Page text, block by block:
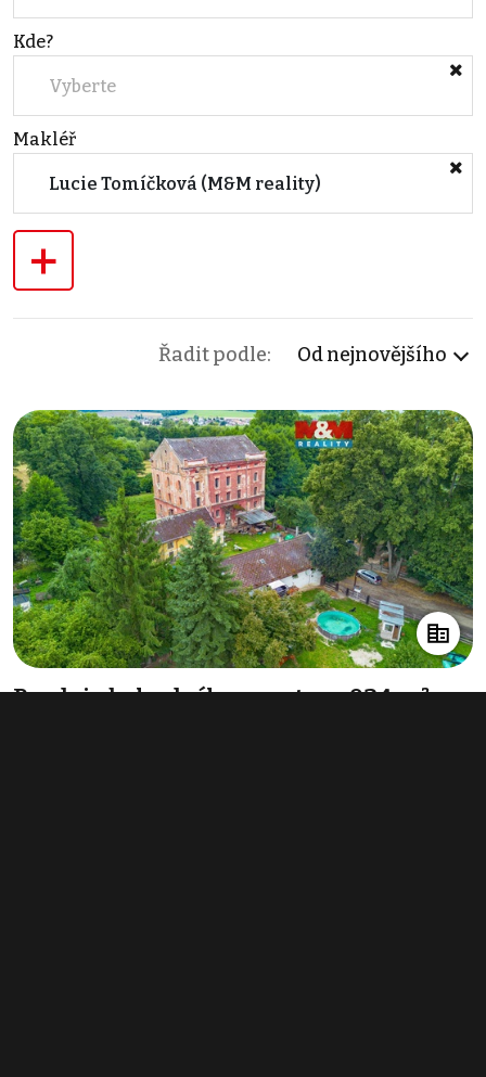
Kde?
Vyberte
Makléř
Lucie Tomíčková (M&M reality)
+
Řadit podle: Od nejnovějšího
Prodej obchodního prostoru 934 m²,